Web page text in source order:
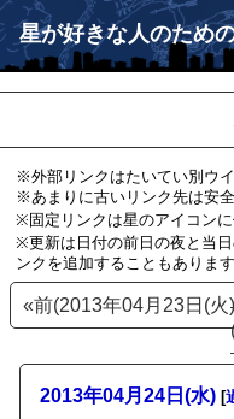
星が好きな人のため
※外部リンクはたいてい別ウイ
※あまりに古いリンク先は安
※固定リンクは星のアイコンに
※更新は日付の前日の夜と当
ンクを追加することもあります
«前(2013年04月23日(火
2013年04月24日(水) [